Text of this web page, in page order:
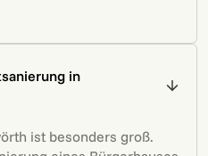
in
ist besonders groß.